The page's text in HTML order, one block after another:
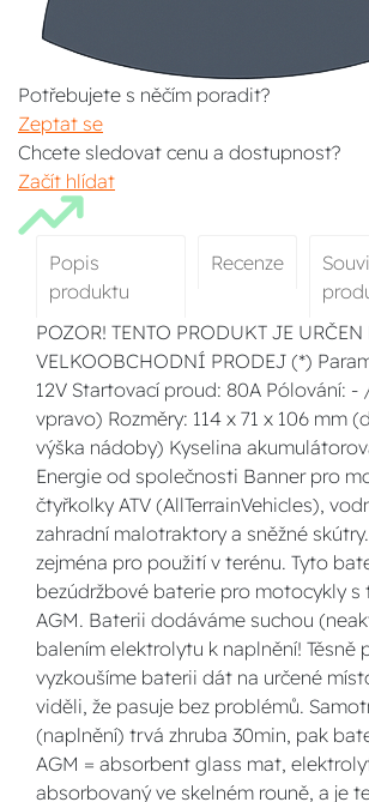
Potřebujete s něčím poradit?
Zeptat se
Chcete sledovat cenu a dostupnost?
Začít hlídat
Popis
produktu
Recenze
POZOR! TENTO PRODUKT JE
VELKOOBCHODNÍ PRODEJ (*)
12V Startovací proud: 80A Pólování: -
vpravo) Rozměry: 114 x 71 x 106 mm
výška nádoby) Kyselina
Energie od společnosti Banner pro
čtyřkolky ATV (AllTerrainVehicles),
zahradní malotraktory a sněžné
zejména pro použití v terénu. Tyto
bezúdržbové baterie pro motocykly s
AGM. Baterii dodáváme suchou
balením elektrolytu k naplnění! Těsně
vyzkoušíme baterii dát na určené
viděli, že pasuje bez problémů.
(naplnění) trvá zhruba 30min, pak
AGM = absorbent glass mat,
absorbovaný ve skelném rouně, a je